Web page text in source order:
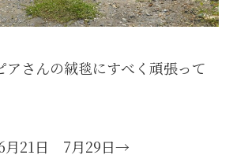
アさんの絨毯にすべく頑張って
21日 7月29日→